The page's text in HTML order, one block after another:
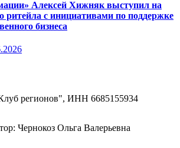
Алексей Хижняк выступил на
ритейла с инициативами по поддержке
бизнеса
регионов", ИНН 6685155934
Чернокоз Ольга Валерьевна